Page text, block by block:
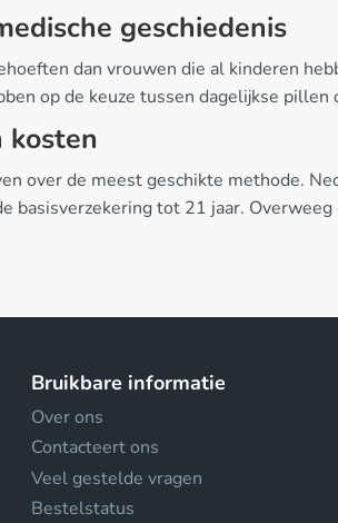
geschiedenis
dan vrouwen die al kinderen
op de keuze tussen dagelijkse
kosten
over de meest geschikte methode.
basisverzekering tot 21 jaar.
Bruikbare informatie
Over ons
Contacteert ons
Veel gestelde vragen
Bestelstatus